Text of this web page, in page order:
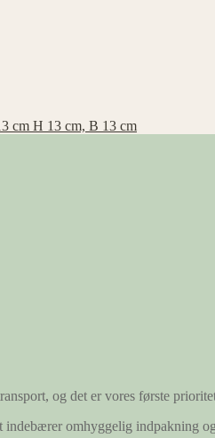
H 13 cm, B 13 cm
og det er vores første
omhyggelig indpakning